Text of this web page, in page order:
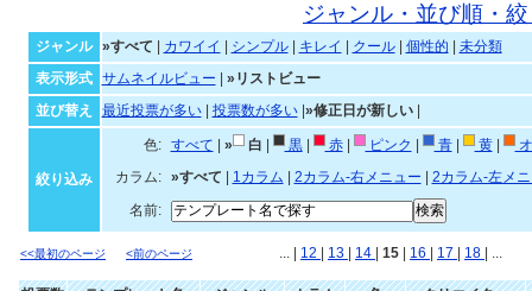
ジャンル・並び順・
ジャンル »すべて カワイイ シンプル| キレイ クール| 個性的
未分類
表示形式
サムネイルビュー
»リストビュー
並び替え
最近投票が多い| 投票数が多い| »修正日が新しい|
絞り込み
色: すべて » 白 黒| 赤| ピンク 青| 黄|
カラム:
»すべて 1カラム 2カラム-右メニュー
2カラム-左メ
名前:
<<最初のページ <前のページ ... | 12 13 14 15 16 17 18 | ...